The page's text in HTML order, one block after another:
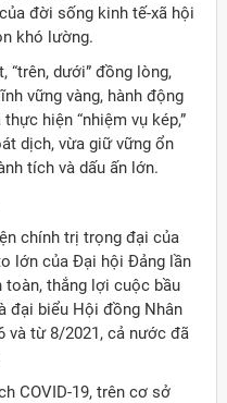
đời sống kinh tế-xã hội
khó lường.
“trên, dưới” đồng lòng,
vững vàng, hành động
hiện “nhiệm vụ kép,”
dịch, vừa giữ vững ổn
tích và dấu ấn lớn.
chính trị trọng đại của
lớn của Đại hội Đảng lần
thắng lợi cuộc bầu
đại biểu Hội đồng Nhân
và từ 8/2021, cả nước đã
COVID-19, trên cơ sở